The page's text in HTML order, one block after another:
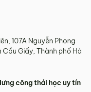
107A Nguyễn Phong
Giấy, Thành phố Hà
công thái học uy tín